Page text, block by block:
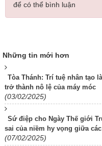
để có thể bình luận
Những tin mới hơn
Tòa Thánh: Trí tuệ nhân tạo
trở thành nô lệ của máy móc
(03/02/2025)
Sứ điệp cho Ngày Thế giới
sai của niềm hy vọng giữa
(07/02/2025)